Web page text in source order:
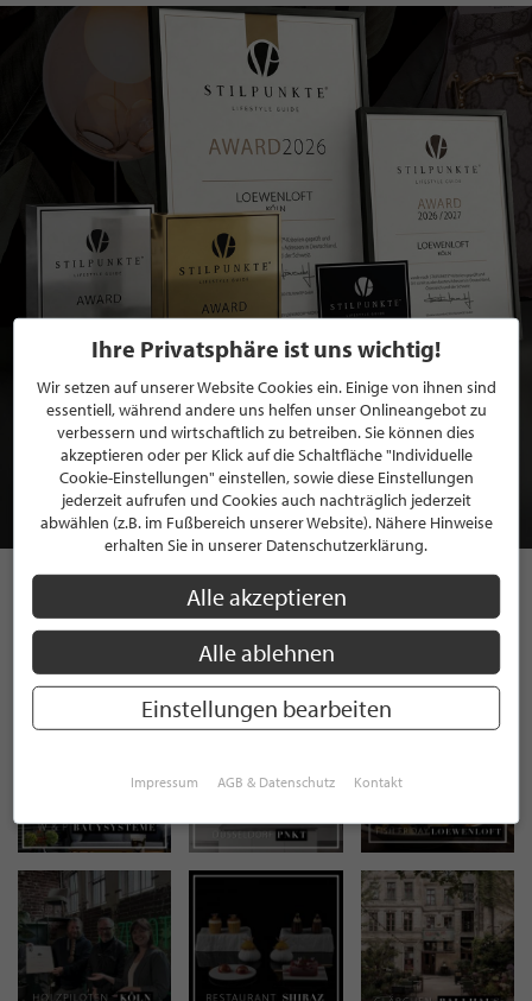
BEWERBEN SIE SICH FÜR EINE GRATIS
MITGLIEDSCHAFT BEI STILPUNKTE®
JETZT GRATIS BEWERBEN
STILPUNKTE AUF
INSTAGRAM
Ihre Privatsphäre ist uns wichtig!
Wir setzen auf unserer Website Cookies ein. Einige von ihnen sind
essentiell, während andere uns helfen unser Onlineangebot zu
verbessern und wirtschaftlich zu betreiben. Sie können dies
akzeptieren oder per Klick auf die Schaltfläche "Individuelle
Cookie-Einstellungen" einstellen, sowie diese Einstellungen
jederzeit aufrufen und Cookies auch nachträglich jederzeit
abwählen (z.B. im Fußbereich unserer Website). Nähere Hinweise
erhalten Sie in unserer Datenschutzerklärung.
Alle akzeptieren
Alle ablehnen
Einstellungen bearbeiten
Impressum AGB & Datenschutz Kontakt